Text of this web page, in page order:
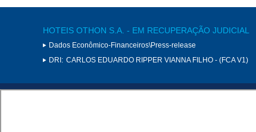
HOTEIS OTHON S.A. - EM RECUPERAÇÃO JUDICIAL
Dados Econômico-Financeiros\Press-release
DRI: CARLOS EDUARDO RIPPER VIANNA FILHO - (FCA V1)